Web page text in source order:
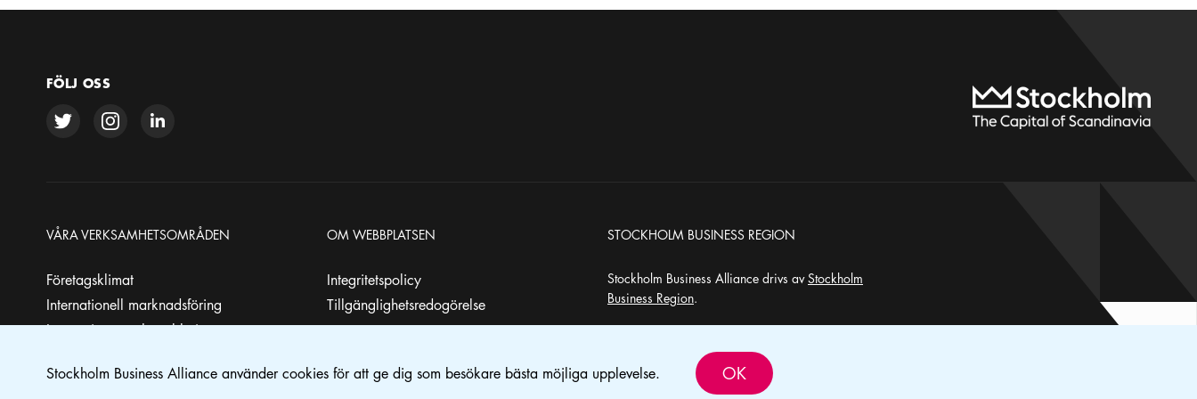
Stockholm Business Alliance använder cookies för att ge dig som besökare bästa möjliga upplevelse. OK
FÖLJ OSS
VÅRA VERKSAMHETSOMRÅDEN
Företagsklimat
Internationell marknadsföring
Investeringar och etableringar
OM WEBBPLATSEN
Integritetspolicy
Tillgänglighetsredogörelse
STOCKHOLM BUSINESS REGION
Stockholm Business Alliance drivs avStockholm
Business Region.